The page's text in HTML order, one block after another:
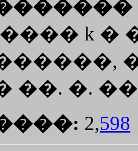
k �
�.
2,598